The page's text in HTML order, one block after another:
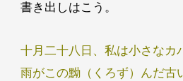
書き出しはこう。
十月二十八日、私は小さなカ
雨がこの黝（くろず）んだ古